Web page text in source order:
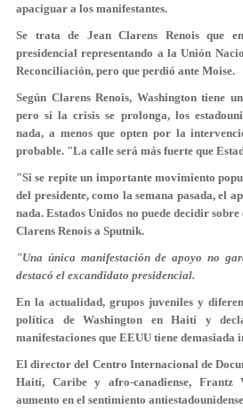
apaciguar a los manifestantes.
Se trata de Jean Clarens Renois que
presidencial representando a la Unión
Reconciliación, pero que perdió ante Moise.
Según Clarens Renois, Washington tiene
pero si la crisis se prolonga, los
nada, a menos que opten por la
probable. "La calle será más fuerte que
"Si se repite un importante movimiento
del presidente, como la semana pasada, el
nada. Estados Unidos no puede decidir
Clarens Renois a Sputnik.
"Una única manifestación de apoyo no
destacó el excandidato presidencial.
En la actualidad, grupos juveniles y
política de Washington en Haití y
manifestaciones que EEUU tiene demasiada
El director del Centro Internacional de
Haití, Caribe y afro-canadiense, Frantz
aumento en el sentimiento